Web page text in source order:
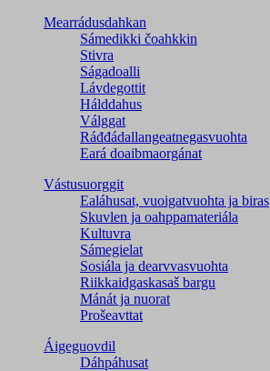
Mearrádusdahkan
Sámedikki čoahkkin
Stivra
Ságadoalli
Lávdegottit
Hálddahus
Válggat
Ráđđádallangeatnegas­vuohta
Eará doaibmaorgánat
Vástusuorggit
Ealáhusat, vuoigatvuohta ja biras
Skuvlen ja oahppamateriála
Kultuvra
Sámegielat
Sosiála ja dearvvasvuohta
Riikkaidgaskasaš bargu
Mánát ja nuorat
Prošeavttat
Áigeguovdil
Dáhpáhusat